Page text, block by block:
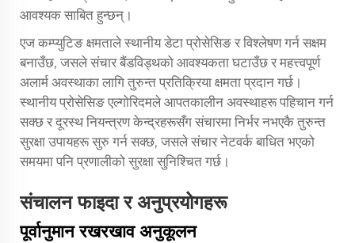
आवश्यक साबित हुन्छन्।
एज कम्प्युटिङ क्षमताले स्थानीय डेटा प्रोसेसिङ र विश्लेषण गर्न सक्षम
बनाउँछ, जसले संचार बैंडविड्थको आवश्यकता घटाउँछ र महत्त्वपूर्ण
अलार्म अवस्थाका लागि तुरुन्त प्रतिक्रिया क्षमता प्रदान गर्छ।
स्थानीय प्रोसेसिङ एल्गोरिदमले आपतकालीन अवस्थाहरू पहिचान गर्न
सक्छ र दूरस्थ नियन्त्रण केन्द्रहरूसँग संचारमा निर्भर नभएकै तुरुन्त
सुरक्षा उपायहरू सुरु गर्न सक्छ, जसले संचार नेटवर्क बाधित भएको
समयमा पनि प्रणालीको सुरक्षा सुनिश्चित गर्छ।
संचालन फाइदा र अनुप्रयोगहरू
पूर्वानुमान रखरखाव अनुकूलन